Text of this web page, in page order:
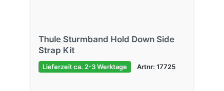
Thule Sturmband Hold Down Side
Strap Kit
Lieferzeit ca. 2-3 Werktage Artnr: 17725